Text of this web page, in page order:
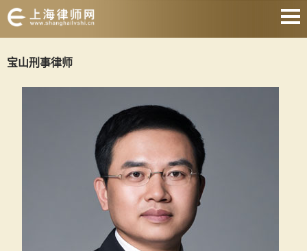
房产纠纷
合同纠纷
征地拆迁
劳动纠纷
关于我们
宝山刑事律师